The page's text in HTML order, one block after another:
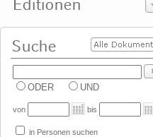
ODER UND
von bis
in Personen suchen